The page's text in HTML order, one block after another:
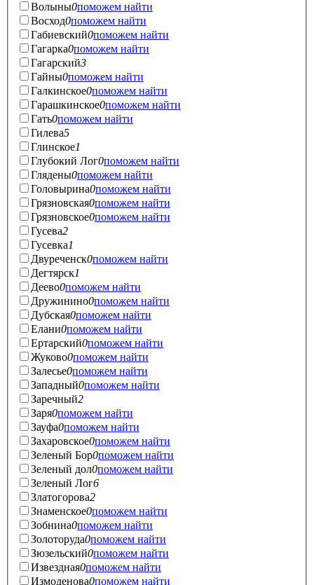
Волыны0поможем найти
Восход0поможем найти
Габиевский0поможем найти
Гагарка0поможем найти
Гагарский3
Гайны0поможем найти
Галкинское0поможем найти
Гарашкинское0поможем найти
Гать0поможем найти
Гилева5
Глинское1
Глубокий Лог0поможем найти
Глядены0поможем найти
Головырина0поможем найти
Грязновская0поможем найти
Грязновское0поможем найти
Гусева2
Гусевка1
Двуреченск0поможем найти
Дегтярск1
Деево0поможем найти
Дружинино0поможем найти
Дубская0поможем найти
Елани0поможем найти
Ертарский0поможем найти
Жуково0поможем найти
Залесье0поможем найти
Западный0поможем найти
Заречный2
Заря0поможем найти
Зауфа0поможем найти
Захаровское0поможем найти
Зеленый Бор0поможем найти
Зеленый дол0поможем найти
Зеленый Лог6
Златогорова2
Знаменское0поможем найти
Зобнина0поможем найти
Золоторуда0поможем найти
Зюзельский0поможем найти
Извездная0поможем найти
Измоденова0поможем найти